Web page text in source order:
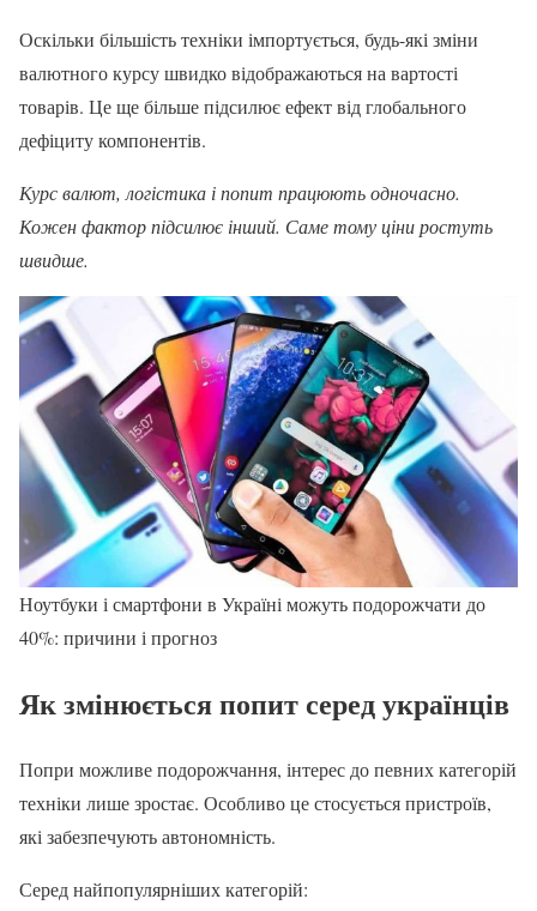
Оскільки більшість техніки імпортується, будь-які зміни
валютного курсу швидко відображаються на вартості
товарів. Це ще більше підсилює ефект від глобального
дефіциту компонентів.
Курс валют, логістика і попит працюють одночасно.
Кожен фактор підсилює інший. Саме тому ціни ростуть
швидше.
Ноутбуки і смартфони в Україні можуть подорожчати до
40%: причини і прогноз
Як змінюється попит серед українців
Попри можливе подорожчання, інтерес до певних категорій
техніки лише зростає. Особливо це стосується пристроїв,
які забезпечують автономність.
Серед найпопулярніших категорій: